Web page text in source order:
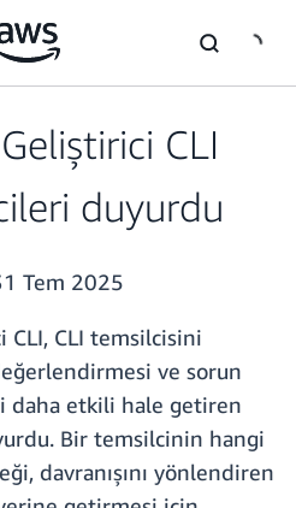
CLI
duyurdu
Tem 2025
CLI, CLI temsilcisini
ve sorun
daha etkili hale getiren
Bir temsilcinin hangi
davranışını yönlendiren